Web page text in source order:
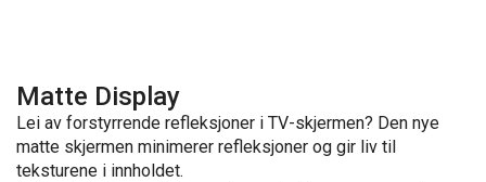
Matte Display
Lei av forstyrrende refleksjoner i TV-skjermen? Den nye
matte skjermen minimerer refleksjoner og gir liv til
teksturene i innholdet.